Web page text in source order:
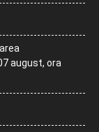
august, ora